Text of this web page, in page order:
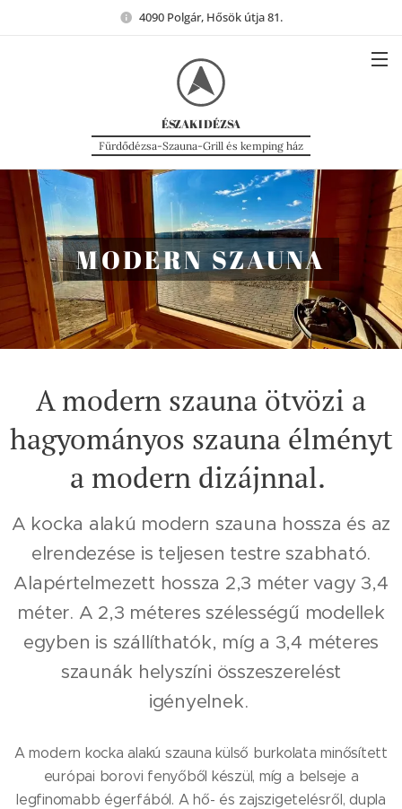
4090 Polgár, Hősök útja 81.
ÉSZAKIDÉZSA
Fürdődézsa-Szauna-Grill és kemping ház
MODERN SZAUNA
A modern szauna ötvözi a
hagyományos szauna élményt
a modern dizájnnal.
A kocka alakú modern szauna hossza és az
elrendezése is teljesen testre szabható.
Alapértelmezett hossza 2,3 méter vagy 3,4
méter. A 2,3 méteres szélességű modellek
egyben is szállíthatók, míg a 3,4 méteres
szaunák helyszíni összeszerelést
igényelnek.
A modern kocka alakú szauna külső burkolata minősített
európai borovi fenyőből készül, míg a belseje a
legfinomabb égerfából. A hő- és zajszigetelésről, dupla